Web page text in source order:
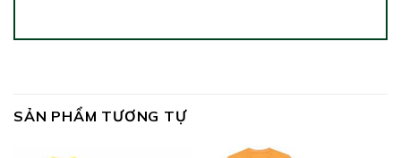
SẢN PHẨM TƯƠNG TỰ